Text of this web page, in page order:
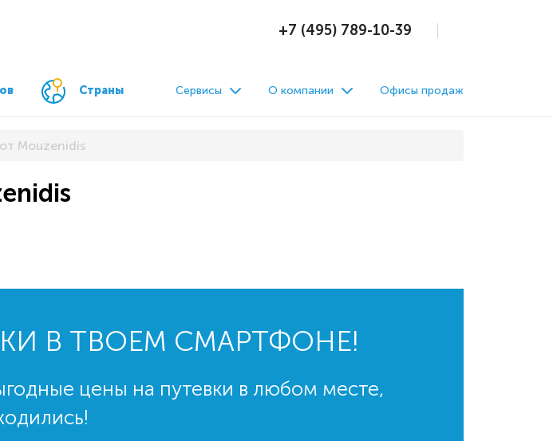
+7 (495) 789-10-39
Страны Сервисы О компании Офисы продаж
Mouzenidis
В ТВОЕМ СМАРТФОНЕ!
цены на путевки в любом месте,